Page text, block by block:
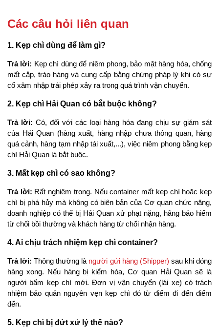
Các câu hỏi liên quan
1. Kẹp chì dùng để làm gì?
Trả lời: Kẹp chì dùng để niêm phong, bảo mật hàng hóa, chống
mất cắp, tráo hàng và cung cấp bằng chứng pháp lý khi có sự
cố xâm nhập trái phép xảy ra trong quá trình vận chuyển.
2. Kẹp chì Hải Quan có bắt buộc không?
Trả lời: Có, đối với các loại hàng hóa đang chịu sự giám sát
của Hải Quan (hàng xuất, hàng nhập chưa thông quan, hàng
quá cảnh, hàng tạm nhập tái xuất,...), việc niêm phong bằng kẹp
chì Hải Quan là bắt buộc.
3. Mất kẹp chì có sao không?
Trả lời: Rất nghiêm trọng. Nếu container mất kẹp chì hoặc kẹp
chì bị phá hủy mà không có biên bản của Cơ quan chức năng,
doanh nghiệp có thể bị Hải Quan xử phạt nặng, hãng bảo hiểm
từ chối bồi thường và khách hàng từ chối nhận hàng.
4. Ai chịu trách nhiệm kẹp chì container?
Trả lời: Thông thường là người gửi hàng (Shipper) sau khi đóng
hàng xong. Nếu hàng bị kiểm hóa, Cơ quan Hải Quan sẽ là
người bấm kẹp chì mới. Đơn vị vận chuyển (lái xe) có trách
nhiệm bảo quản nguyên vẹn kẹp chì đó từ điểm đi đến điểm
đến.
5. Kẹp chì bị đứt xử lý thế nào?